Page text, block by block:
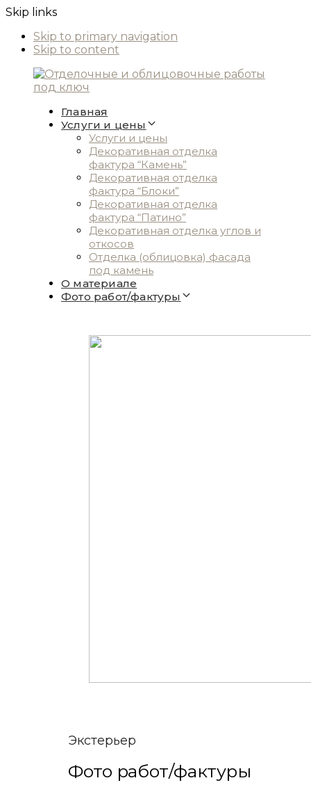
Skip links
Skip to primary navigation
Skip to content
Главная
Услуги и цены
Услуги и цены
Декоративная отделка
фактура “Камень”
Декоративная отделка
фактура “Блоки”
Декоративная отделка
фактура “Патино”
Декоративная отделка углов и
откосов
Отделка (облицовка) фасада
под камень
О материале
Фото работ/фактуры
Экстерьер
Фото работ/фактуры